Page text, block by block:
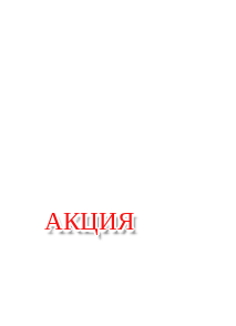
АКЦИЯ
АКЦИЯ